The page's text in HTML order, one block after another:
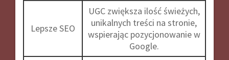
Lepsze SEO
UGC zwiększa ilość świeżych,
unikalnych treści na stronie,
wspierając pozycjonowanie w
Google.